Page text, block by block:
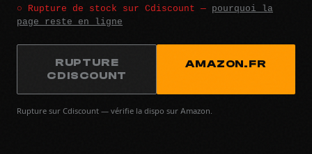
○ Rupture de stock sur Cdiscount — pourquoi la
page reste en ligne
RUPTURE
CDISCOUNT
AMAZON.FR
Rupture sur Cdiscount — vérifie la dispo sur Amazon.